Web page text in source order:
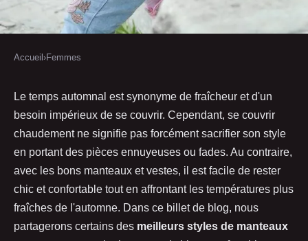
Les manteaux et vestes à porter
pour un look automne chic et
confortable
Isabelle•13 janvier 2023•3 min de lecture
Accueil ›Femmes
Le temps automnal est synonyme de fraîcheur et d'un
besoin impérieux de se couvrir. Cependant, se couvrir
chaudement ne signifie pas forcément sacrifier son style
en portant des pièces ennuyeuses ou fades. Au contraire,
avec les bons manteaux et vestes, il est facile de rester
chic et confortable tout en affrontant les températures plus
fraîches de l'automne. Dans ce billet de blog, nous
partagerons certains des meilleurs styles de manteaux